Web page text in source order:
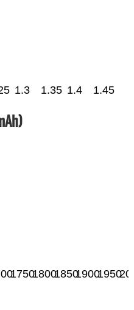
1.3 1.35 1.4 1.45
17501800185019001950